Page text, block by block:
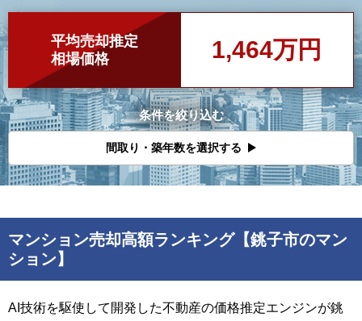
平均売却推定
相場価格
1,464万円
条件を絞り込む
間取り・築年数を選択する
マンション売却高額ランキング【銚子市のマン
ション】
AI技術を駆使して開発した不動産の価格推定エンジンが銚